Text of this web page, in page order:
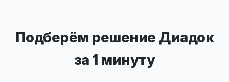
Подберём решение Диадок
за 1 минуту